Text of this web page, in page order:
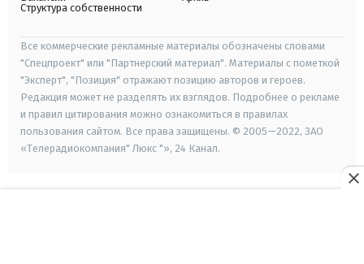
Структура собственности
Все коммерческие рекламные материалы обозначены словами
"Спецпроект" или "Партнерский материал". Материалы с пометкой
"Эксперт", "Позиция" отражают позицию авторов и героев.
Редакция может не разделять их взглядов. Подробнее о рекламе
и правил цитирования можно ознакомиться в правилах
пользования сайтом. Все права защищены. © 2005—2022, ЗАО
«Телерадиокомпания" Люкс "», 24 Канал.